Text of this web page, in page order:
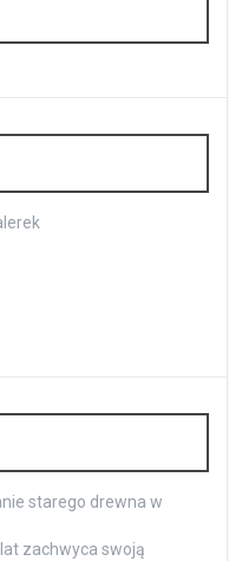
starego drewna w
zachwyca swoją